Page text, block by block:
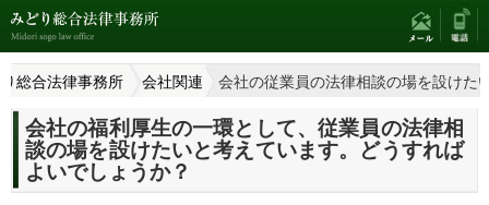
総合法律事務所 会社関連 会社の従業員の法律相談の場を設けた
会社の福利厚生の一環として、従業員の法律相
談の場を設けたいと考えています。どうすれば
よいでしょうか？